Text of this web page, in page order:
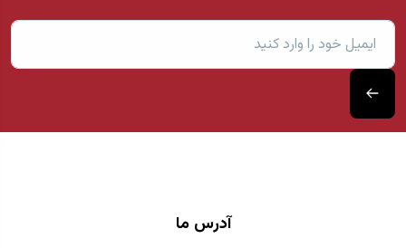
آدرس ما